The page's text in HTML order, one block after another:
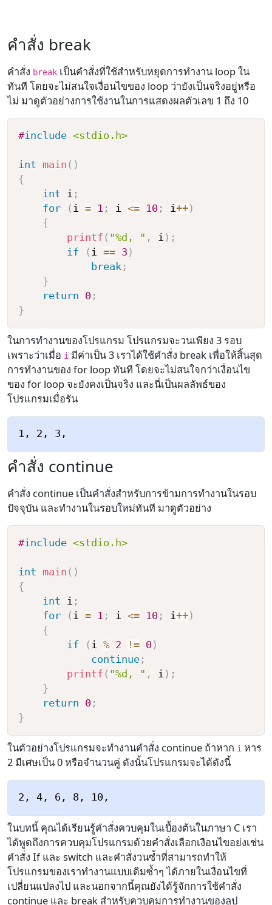
คำสั่ง break
คำสั่ง break เป็นคำสั่งที่ใช้สำหรับหยุดการทำงาน loop ใน
ทันที โดยจะไม่สนใจเงื่อนไขของ loop ว่ายังเป็นจริงอยู่หรือ
ไม่ มาดูตัวอย่างการใช้งานในการแสดงผลตัวเลข 1 ถึง 10
#include <stdio.h>
int main ( )
{
int i ;
for
( i = 1 ; i <= 10; i ++)
{
printf ( "%d, " , i ) ;
if
( i == 3 )
break ;
}
return
0;
}
ในการทำงานของโปรแกรม โปรแกรมจะวนเพียง 3 รอบ
เพราะว่าเมื่อ i มีค่าเป็น 3 เราได้ใช้คำสั่ง break เพื่อให้สิ้นสุด
การทำงานของ for loop ทันที โดยจะไม่สนใจกว่าเงื่อนไข
ของ for loop จะยังคงเป็นจริง และนี่เป็นผลลัพธ์ของ
โปรแกรมเมื่อรัน
คำสั่ง continue
คำสั่ง continue เป็นคำสั่งสำหรับการข้ามการทำงานในรอบ
ปัจจุบัน และทำงานในรอบใหม่ทันที มาดูตัวอย่าง
#include <stdio.h>
int main ( )
{
int i ;
for
( i = 1 ; i <= 10; i ++)
{
if
( i % 2 != 0)
continue;
printf ( "%d, " , i ) ;
}
return
0;
}
ในตัวอย่างโปรแกรมจะทำงานคำสั่ง continue ถ้าหาก i หาร
2 มีเศษเป็น 0 หรือจำนวนคู่ ดังนั้นโปรแกรมจะได้ดังนี้
ในบทนี้ คุณได้เรียนรู้คำสั่งควบคุมในเบื้องต้นในภาษา C เรา
ได้พูดถึงการควบคุมโปรแกรมด้วยคำสั่งเลือกเงือนไขอย่งเช่น
คำสั่ง If และ switch และคำสั่งวนซ้ำที่สามารถทำให้
โปรแกรมของเราทำงานแบบเดิมซ้ำๆ ได้ภายในเงื่อนไขที่
เปลี่ยนแปลงไป และนอกจากนี้คุณยังได้รู้จักการใช้คำสั่ง
continue และ break สำหรับควบคุมการทำงานของลูป